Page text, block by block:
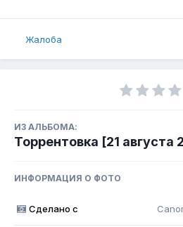
Жалоба
ИЗ АЛЬБОМА:
Торрентовка [21 августа
ИНФОРМАЦИЯ О ФОТО
Сделано с